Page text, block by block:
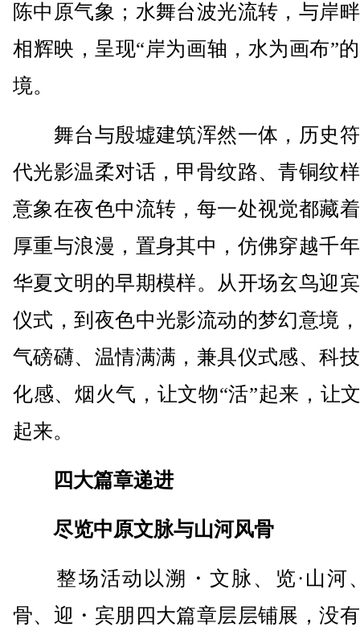
陈中原气象；水舞台波光流转，与岸
相辉映，呈现“岸为画轴，水为画布”
境。
舞台与殷墟建筑浑然一体，历史
代光影温柔对话，甲骨纹路、青铜纹
意象在夜色中流转，每一处视觉都藏
厚重与浪漫，置身其中，仿佛穿越千
华夏文明的早期模样。从开场玄鸟迎
仪式，到夜色中光影流动的梦幻意境
气磅礴、温情满满，兼具仪式感、科
化感、烟火气，让文物“活”起来，让
起来。
四大篇章递进
尽览中原文脉与山河风骨
整场活动以溯・文脉、览·山河
骨、迎・宾朋四大篇章层层铺展，没